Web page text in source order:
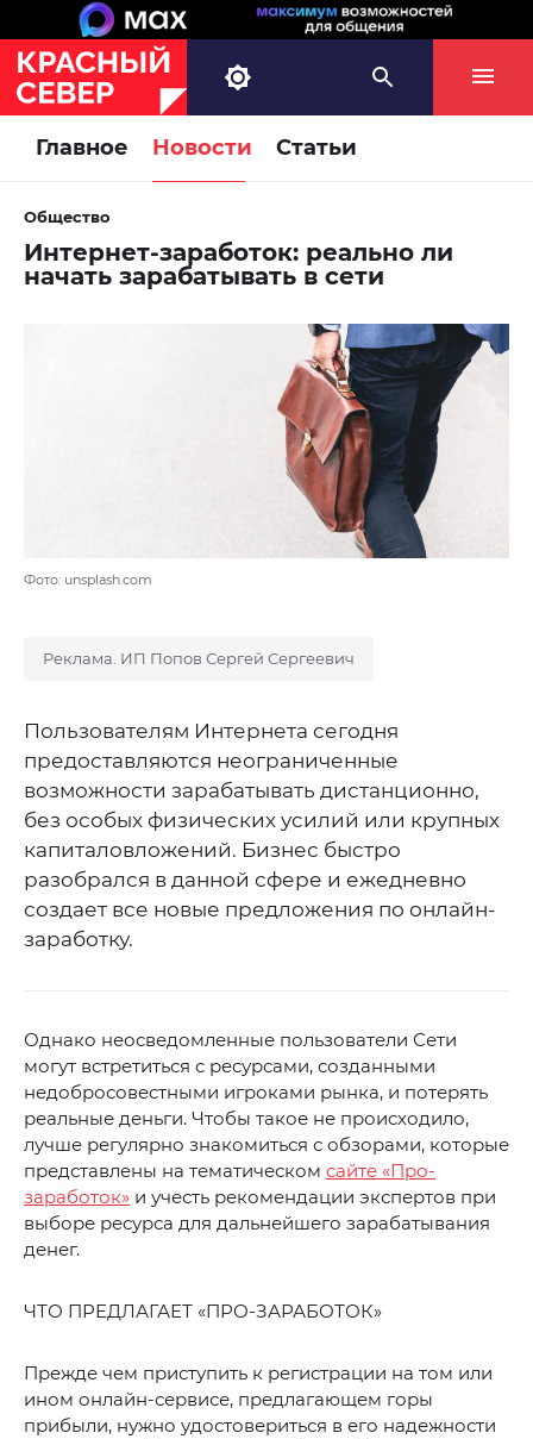
Главное Новости Статьи
Общество
Интернет-заработок: реально ли
начать зарабатывать в сети
Фото: unsplash.com
Реклама. ИП Попов Сергей Сергеевич
Пользователям Интернета сегодня
предоставляются неограниченные
возможности зарабатывать дистанционно,
без особых физических усилий или крупных
капиталовложений. Бизнес быстро
разобрался в данной сфере и ежедневно
создает все новые предложения по онлайн-
заработку.
Однако неосведомленные пользователи Сети
могут встретиться с ресурсами, созданными
недобросовестными игроками рынка, и потерять
реальные деньги. Чтобы такое не происходило,
лучше регулярно знакомиться с обзорами, которые
представлены на тематическом сайте «Про-
заработок» и учесть рекомендации экспертов при
выборе ресурса для дальнейшего зарабатывания
денег.
ЧТО ПРЕДЛАГАЕТ «ПРО-ЗАРАБОТОК»
Прежде чем приступить к регистрации на том или
ином онлайн-сервисе, предлагающем горы
прибыли, нужно удостовериться в его надежности